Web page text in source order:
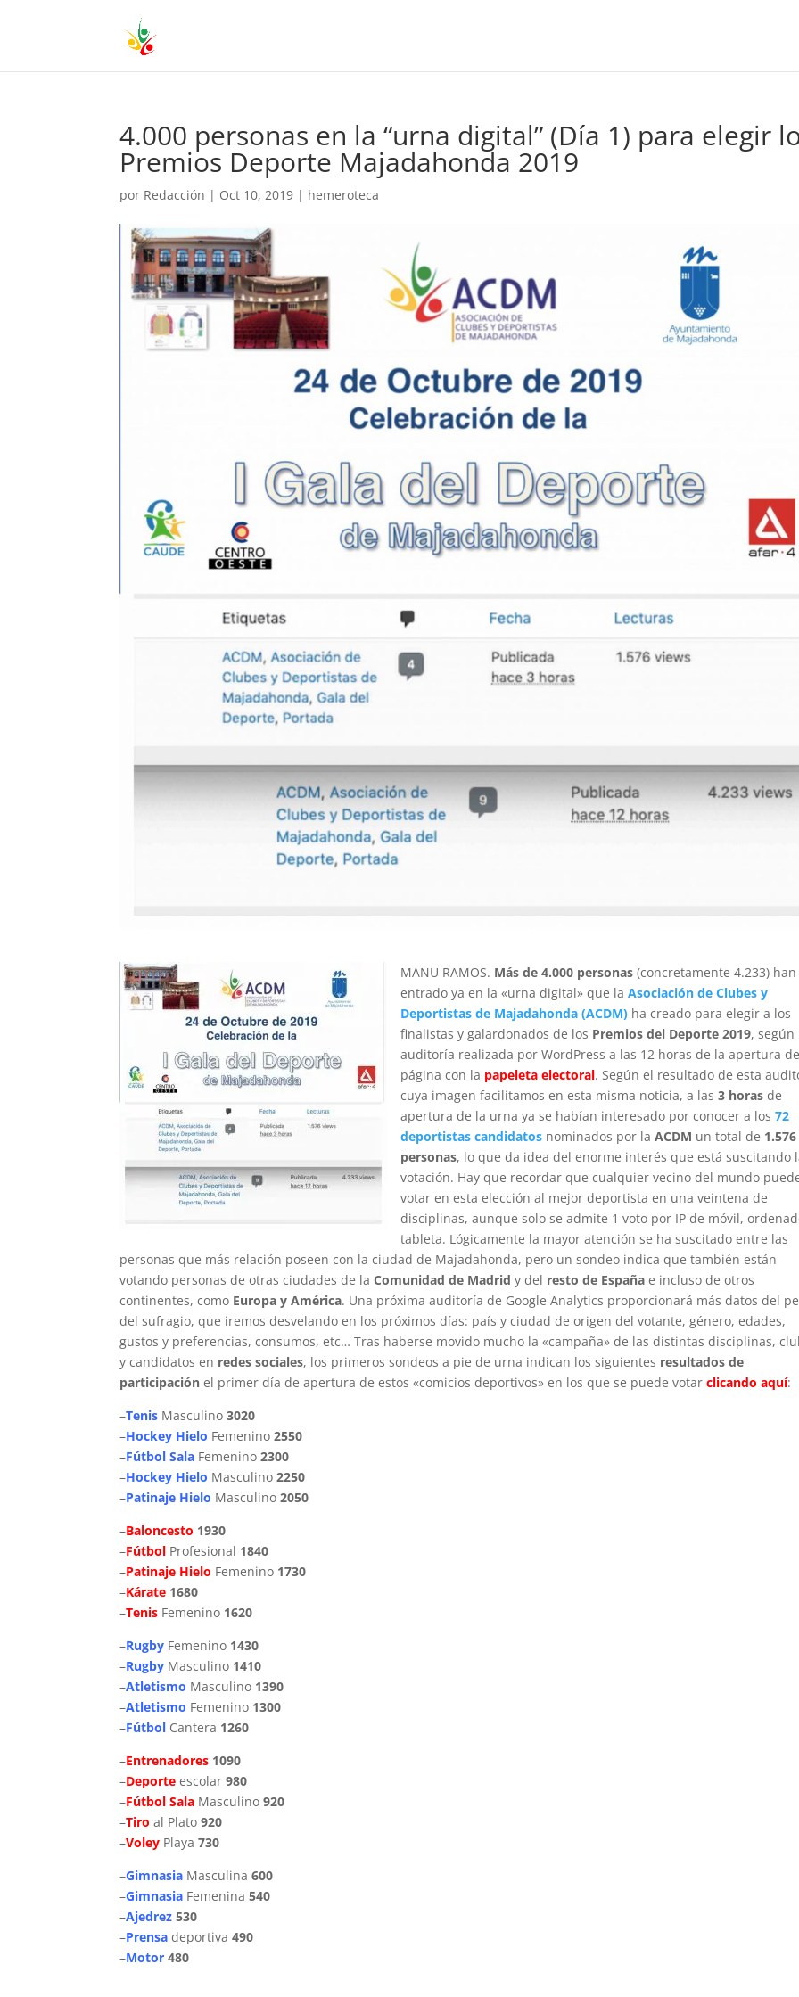
4.000 personas en la “urna digital” (Día 1) para elegir
Premios Deporte Majadahonda 2019
por Redacción | Oct 10, 2019 | hemeroteca
MANU RAMOS. Más de 4.000 personas (concretamente 4.233) han
entrado ya en la «urna digital» que laAsociación de Clubes y
Deportistas de Majadahonda (ACDM) ha creado para elegir a los
finalistas y galardonados de los Premios del Deporte 2019, según
auditoría realizada por WordPress a las 12 horas de la apertura
página con la papeleta electoral. Según el resultado de esta
cuya imagen facilitamos en esta misma noticia, a las3 horas de
apertura de la urna ya se habían interesado por conocer a los72
deportistas candidatos nominados por laACDM un total de 1.576
personas, lo que da idea del enorme interés que está suscitando
votación. Hay que recordar que cualquier vecino del mundo
votar en esta elección al mejor deportista en una veintena de
disciplinas, aunque solo se admite 1 voto por IP de móvil,
tableta. Lógicamente la mayor atención se ha suscitado entre las
personas que más relación poseen con la ciudad de Majadahonda, pero un sondeo indica que también están
votando personas de otras ciudades de laComunidad de Madrid y del resto de España e incluso de otros
continentes, como Europa y América. Una próxima auditoría de Google Analytics proporcionará más datos del
del sufragio, que iremos desvelando en los próximos días: país y ciudad de origen del votante, género, edades,
gustos y preferencias, consumos, etc… Tras haberse movido mucho la «campaña» de las distintas disciplinas,
y candidatos en redes sociales, los primeros sondeos a pie de urna indican los siguientes resultados de
participación el primer día de apertura de estos «comicios deportivos» en los que se puede votarclicando aquí:
–Tenis Masculino3020
–Hockey Hielo Femenino2550
–Fútbol Sala Femenino2300
–Hockey Hielo Masculino2250
–Patinaje Hielo Masculino2050
–Baloncesto 1930
–Fútbol Profesional 1840
–Patinaje Hielo Femenino 1730
–Kárate 1680
–Tenis Femenino 1620
–Rugby Femenino 1430
–Rugby Masculino 1410
–Atletismo Masculino 1390
–Atletismo Femenino 1300
–Fútbol Cantera 1260
–Entrenadores 1090
–Deporte escolar980
–Fútbol Sala Masculino920
–Tiro al Plato920
–Voley Playa730
–Gimnasia Masculina600
–Gimnasia Femenina540
–Ajedrez 530
–Prensa deportiva490
–Motor 480